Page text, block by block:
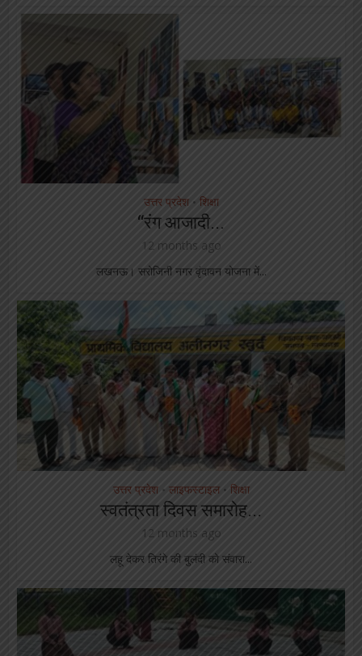
उत्तर प्रदेश • शिक्षा
“रंग आजादी...
12 months ago
लखनऊ। सरोजिनी नगर वृंदावन योजना में...
उत्तर प्रदेश • लाइफस्टाइल • शिक्षा
स्वतंत्रता दिवस समारोह...
12 months ago
लहू देकर तिरंगे की बुलंदी को संवारा...